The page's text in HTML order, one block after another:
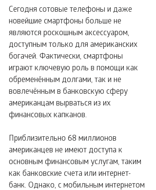
Сегодня сотовые телефоны и даже
новейшие смартфоны больше не
являются роскошным аксессуаром,
доступным только для американских
богачей. Фактически, смартфоны
играют ключевую роль в помощи как
обременённым долгами, так и не
вовлечённым в банковскую сферу
американцам вырваться из их
финансовых капканов.
Приблизительно 68 миллионов
американцев не имеют доступа к
основным финансовым услугам, таким
как банковские счета или интернет-
банк. Однако, с мобильным интернетом